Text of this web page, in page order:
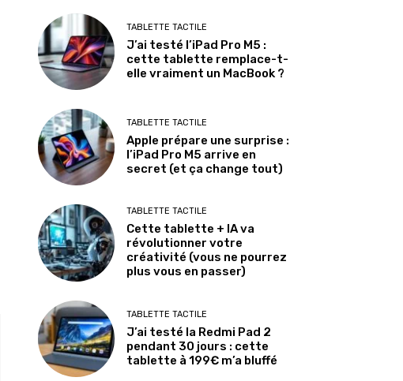
TABLETTE TACTILE
J’ai testé l’iPad Pro M5 :
cette tablette remplace-t-
elle vraiment un MacBook ?
TABLETTE TACTILE
Apple prépare une surprise :
l’iPad Pro M5 arrive en
secret (et ça change tout)
TABLETTE TACTILE
Cette tablette + IA va
révolutionner votre
créativité (vous ne pourrez
plus vous en passer)
TABLETTE TACTILE
J’ai testé la Redmi Pad 2
pendant 30 jours : cette
tablette à 199€ m’a bluffé